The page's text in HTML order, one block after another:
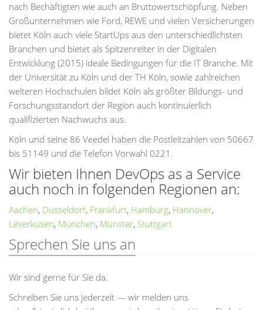
nach Bechäftigten wie auch an Bruttowertschöpfung. Neben
Großunternehmen wie Ford, REWE und vielen Versicherungen
bietet Köln auch viele StartUps aus den unterschiedlichsten
Branchen und bietet als Spitzenreiter in der Digitalen
Entwicklung (2015) ideale Bedingungen für die IT Branche. Mit
der Universität zu Köln und der TH Köln, sowie zahlreichen
weiteren Hochschulen bildet Köln als größter Bildungs- und
Forschungsstandort der Region auch kontinuierlich
qualifizierten Nachwuchs aus.
Köln und seine 86 Veedel haben die Postleitzahlen von 50667
bis 51149 und die Telefon Vorwahl 0221.
Wir bieten Ihnen DevOps as a Service
auch noch in folgenden Regionen an:
Aachen, Düsseldorf, Frankfurt, Hamburg, Hannover,
Leverkusen, München, Münster, Stuttgart
Sprechen Sie uns an
Wir sind gerne für Sie da.
Schreiben Sie uns jederzeit — wir melden uns